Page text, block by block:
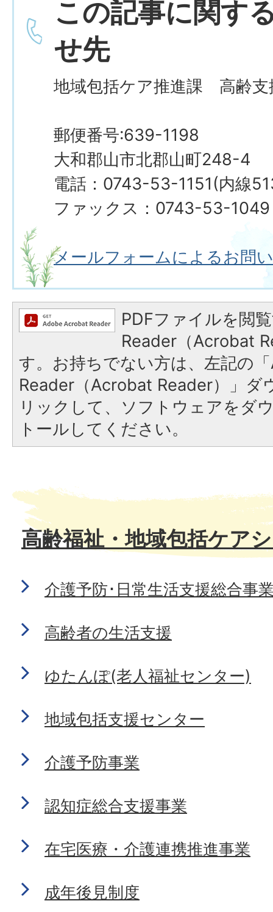
この記事に関す
せ先
地域包括ケア推進課 高齢支
郵便番号:639-1198
大和郡山市北郡山町248-4
電話：0743-53-1151(内線
ファックス：0743-53-1049
メールフォームによるお問
PDFファイルを閲
Reader（Acrobat
す。お持ちでない方は、左記の
Reader（Acrobat Reader）」ダ
リックして、ソフトウェアをダ
トールしてください。
高齢福祉・地域包括ケア
介護予防･日常生活支援総合事
高齢者の生活支援
ゆたんぽ(老人福祉センター)
地域包括支援センター
介護予防事業
認知症総合支援事業
在宅医療・介護連携推進事業
成年後見制度